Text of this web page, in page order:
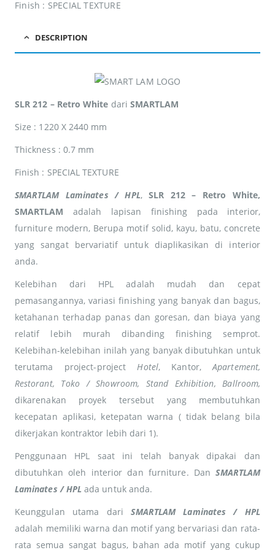
Finish : SPECIAL TEXTURE
DESCRIPTION
SLR 212 – Retro White dari SMARTLAM
Size : 1220 X 2440 mm
Thickness : 0.7 mm
Finish : SPECIAL TEXTURE
SMARTLAM Laminates / HPL,SLR 212 – Retro White,
SMARTLAM adalah lapisan finishing pada interior,
furniture modern, Berupa motif solid, kayu, batu, concrete
yang sangat bervariatif untuk diaplikasikan di interior
anda.
Kelebihan dari HPL adalah mudah dan cepat
pemasangannya, variasi finishing yang banyak dan bagus,
ketahanan terhadap panas dan goresan, dan biaya yang
relatif lebih murah dibanding finishing semprot.
Kelebihan-kelebihan inilah yang banyak dibutuhkan untuk
terutama project-project Hotel, Kantor,Apartement,
Restorant, Toko / Showroom, Stand Exhibition, Ballroom,
dikarenakan proyek tersebut yang membutuhkan
kecepatan aplikasi, ketepatan warna ( tidak belang bila
dikerjakan kontraktor lebih dari 1).
Penggunaan HPL saat ini telah banyak dipakai dan
dibutuhkan oleh interior dan furniture. DanSMARTLAM
Laminates / HPL ada untuk anda.
Keunggulan utama dariSMARTLAM Laminates / HPL
adalah memiliki warna dan motif yang bervariasi dan rata-
rata semua sangat bagus, bahan ada motif yang cukup
adipiscing Cras non